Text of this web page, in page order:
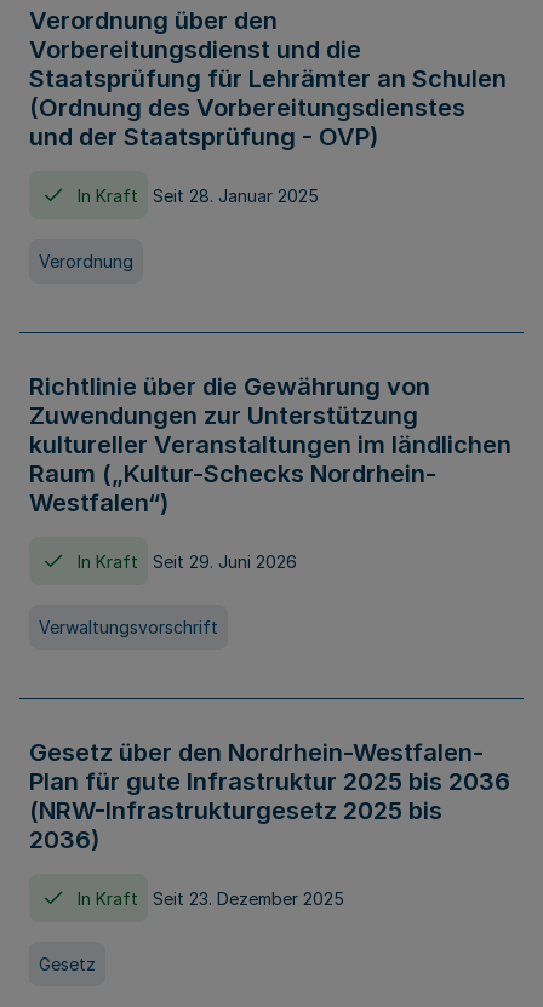
Verordnung über den
Vorbereitungsdienst und die
Staatsprüfung für Lehrämter an Schulen
(Ordnung des Vorbereitungsdienstes
und der Staatsprüfung - OVP)
In Kraft Seit 28. Januar 2025
Verordnung
Richtlinie über die Gewährung von
Zuwendungen zur Unterstützung
kultureller Veranstaltungen im ländlichen
Raum („Kultur-Schecks Nordrhein-
Westfalen“)
In Kraft Seit 29. Juni 2026
Verwaltungsvorschrift
Gesetz über den Nordrhein-Westfalen-
Plan für gute Infrastruktur 2025 bis 2036
(NRW-Infrastrukturgesetz 2025 bis
2036)
In Kraft Seit 23. Dezember 2025
Gesetz